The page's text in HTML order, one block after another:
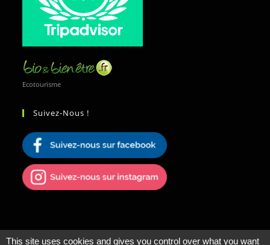
Ecotourisme
Suivez-Nous !
This site uses cookies and gives you control over what you want